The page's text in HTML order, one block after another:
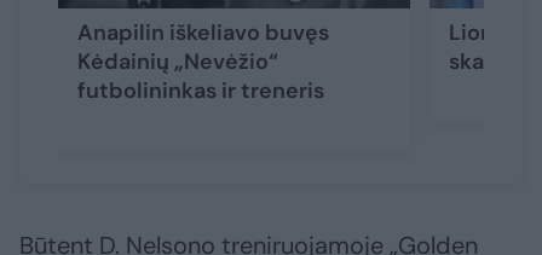
Anapilin iškeliavo buvęs
Kėdainių „Nevėžio“
futbolininkas ir treneris
Lionelio
skaudi
Būtent D. Nelsono treniruojamoje „Golden